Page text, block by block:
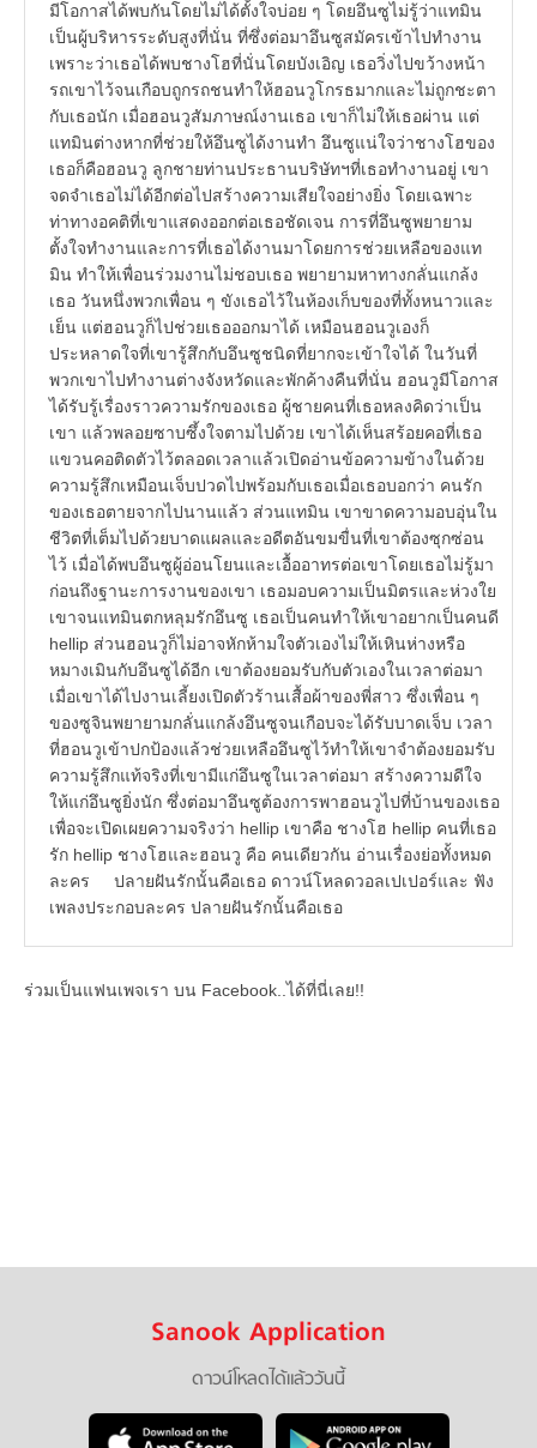
มีโอกาสได้พบกันโดยไม่ได้ตั้งใจบ่อย ๆ โดยอึนซูไม่รู้ว่าแทมิน
เป็นผู้บริหารระดับสูงที่นั่น ที่ซึ่งต่อมาอึนซูสมัครเข้าไปทำงาน
เพราะว่าเธอได้พบชางโฮที่นั่นโดยบังเอิญ เธอวิ่งไปขว้างหน้า
รถเขาไว้จนเกือบถูกรถชนทำให้ฮอนวูโกรธมากและไม่ถูกชะตา
กับเธอนัก เมื่อฮอนวูสัมภาษณ์งานเธอ เขาก็ไม่ให้เธอผ่าน แต่
แทมินต่างหากที่ช่วยให้อึนซูได้งานทำ อึนซูแน่ใจว่าชางโฮของ
เธอก็คือฮอนวู ลูกชายท่านประธานบริษัทฯที่เธอทำงานอยู่ เขา
จดจำเธอไม่ได้อีกต่อไปสร้างความเสียใจอย่างยิ่ง โดยเฉพาะ
ท่าทางอคติที่เขาแสดงออกต่อเธอชัดเจน การที่อึนซูพยายาม
ตั้งใจทำงานและการที่เธอได้งานมาโดยการช่วยเหลือของแท
มิน ทำให้เพื่อนร่วมงานไม่ชอบเธอ พยายามหาทางกลั่นแกล้ง
เธอ วันหนึ่งพวกเพื่อน ๆ ขังเธอไว้ในห้องเก็บของที่ทั้งหนาวและ
เย็น แต่ฮอนวูก็ไปช่วยเธอออกมาได้ เหมือนฮอนวูเองก็
ประหลาดใจที่เขารู้สึกกับอึนซูชนิดที่ยากจะเข้าใจได้ ในวันที่
พวกเขาไปทำงานต่างจังหวัดและพักค้างคืนที่นั่น ฮอนวูมีโอกาส
ได้รับรู้เรื่องราวความรักของเธอ ผู้ชายคนที่เธอหลงคิดว่าเป็น
เขา แล้วพลอยซาบซึ้งใจตามไปด้วย เขาได้เห็นสร้อยคอที่เธอ
แขวนคอติดตัวไว้ตลอดเวลาแล้วเปิดอ่านข้อความข้างในด้วย
ความรู้สึกเหมือนเจ็บปวดไปพร้อมกับเธอเมื่อเธอบอกว่า คนรัก
ของเธอตายจากไปนานแล้ว ส่วนแทมิน เขาขาดความอบอุ่นใน
ชีวิตที่เต็มไปด้วยบาดแผลและอดีตอันขมขื่นที่เขาต้องซุกซ่อน
ไว้ เมื่อได้พบอึนซูผู้อ่อนโยนและเอื้ออาทรต่อเขาโดยเธอไม่รู้มา
ก่อนถึงฐานะการงานของเขา เธอมอบความเป็นมิตรและห่วงใย
เขาจนแทมินตกหลุมรักอึนซู เธอเป็นคนทำให้เขาอยากเป็นคนดี
hellip ส่วนฮอนวูก็ไม่อาจหักห้ามใจตัวเองไม่ให้เหินห่างหรือ
หมางเมินกับอึนซูได้อีก เขาต้องยอมรับกับตัวเองในเวลาต่อมา
เมื่อเขาได้ไปงานเลี้ยงเปิดตัวร้านเสื้อผ้าของพี่สาว ซึ่งเพื่อน ๆ
ของซูจินพยายามกลั่นแกล้งอึนซูจนเกือบจะได้รับบาดเจ็บ เวลา
ที่ฮอนวูเข้าปกป้องแล้วช่วยเหลืออึนซูไว้ทำให้เขาจำต้องยอมรับ
ความรู้สึกแท้จริงที่เขามีแก่อึนซูในเวลาต่อมา สร้างความดีใจ
ให้แก่อึนซูยิ่งนัก ซึ่งต่อมาอึนซูต้องการพาฮอนวูไปที่บ้านของเธอ
เพื่อจะเปิดเผยความจริงว่า hellip เขาคือ ชางโฮ hellip คนที่เธอ
รัก hellip ชางโฮและฮอนวู คือ คนเดียวกัน อ่านเรื่องย่อทั้งหมด
ละคร ปลายฝันรักนั้นคือเธอ ดาวน์โหลดวอลเปเปอร์และ ฟัง
เพลงประกอบละคร ปลายฝันรักนั้นคือเธอ
ร่วมเป็นแฟนเพจเรา บน Facebook..ได้ที่นี่เลย!!
Sanook Application
ดาวน์โหลดได้แล้ววันนี้